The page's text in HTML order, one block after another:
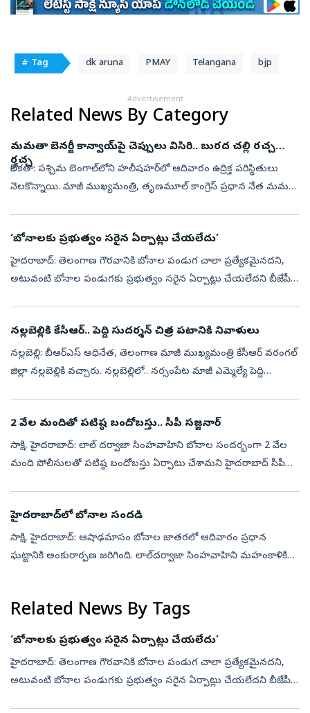
# Tag dk aruna PMAY Telangana bjp
Advertisement
Related News By Category
మమతా బెనర్జీ కాన్వాయ్‌పై చెప్పులు విసిరి.. బురద చల్లి రచ్చ
రచ్చ
కోల్‌కతా: పశ్చిమ బెంగాల్‌లోని హలీషహర్‌లో ఆదివారం ఉద్రిక్త పరిస్థితులు
నెలకొన్నాయి. మాజీ ముఖ్యమంత్రి, తృణమూల్ కాంగ్రెస్‌ ప్రధాన నేత మమతా
‘బోనాలకు ప్రభుత్వం సరైన ఏర్పాట్లు చేయలేదు’
హైదరాబాద్: తెలంగాణ గౌరవానికి బోనాల పండుగ చాలా ప్రత్యేకమైనదని,
అటువంటి బోనాల పండుగకు ప్రభుత్వం సరైన ఏర్పాట్లు చేయలేదని బీజేపీ
నల్లబెల్లికి కేసీఆర్‌.. పెద్ది సుదర్శన్‌ చిత్ర పటానికి నివాళులు
నల్లబెల్లి: బీఆర్‌ఎస్‌ అధినేత, తెలంగాణ మాజీ ముఖ్యమంత్రి కేసీఆర్‌ వరంగల్‌
జిల్లా నల్లబెల్లికి వచ్చారు. నల్లబెల్లిలో.. నర్సంపేట మాజీ ఎమ్మెల్యే పెద్ది
2 వేల మందితో పటిష్ఠ బందోబస్తు.. సీపీ సజ్జనార్‌
సాక్షి, హైదరాబాద్‌: లాల్ దర్వాజా సింహవాహిని బోనాల సందర్భంగా 2 వేల
మంది పోలీసులతో పటిష్ఠ బందోబస్తు ఏర్పాటు చేశామని హైదరాబాద్ సీపీ
హైదరాబాద్‌లో బోనాల సందడి
సాక్షి, హైదరాబాద్‌: ఆషాఢమాసం బోనాల జాతరలో ఆదివారం ప్రధాన
ఘట్టానికి అంకురార్పణ జరిగింది. లాల్‌దర్వాజా సింహవాహిని మహంకాళికి
Related News By Tags
‘బోనాలకు ప్రభుత్వం సరైన ఏర్పాట్లు చేయలేదు’
హైదరాబాద్: తెలంగాణ గౌరవానికి బోనాల పండుగ చాలా ప్రత్యేకమైనదని,
అటువంటి బోనాల పండుగకు ప్రభుత్వం సరైన ఏర్పాట్లు చేయలేదని బీజేపీ